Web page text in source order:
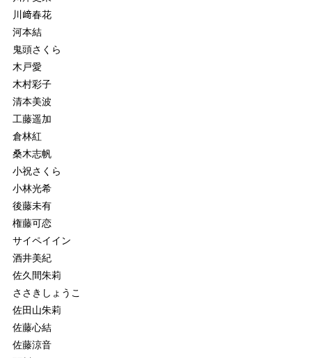
川﨑春花
河本結
鬼頭さくら
木戸愛
木村彩子
清本美波
工藤遥加
倉林紅
桑木志帆
小祝さくら
小林光希
後藤未有
権藤可恋
サイペイイン
酒井美紀
佐久間朱莉
ささきしょうこ
佐田山朱莉
佐藤心結
佐藤涼音